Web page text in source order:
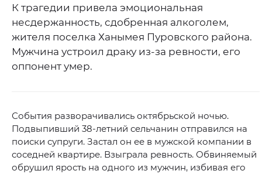
К трагедии привела эмоциональная
несдержанность, сдобренная алкоголем,
жителя поселка Ханымея Пуровского района.
Мужчина устроил драку из-за ревности, его
оппонент умер.
События разворачивались октябрьской ночью.
Подвыпивший 38-летний сельчанин отправился на
поиски супруги. Застал он ее в мужской компании в
соседней квартире. Взыграла ревность. Обвиняемый
обрушил ярость на одного из мужчин, избивая его